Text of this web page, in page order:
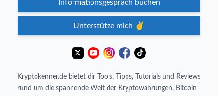
Informationsgespräch buchen
Unterstütze mich ✌️
Kryptokenner.de bietet dir Tools, Tipps, Tutorials und Reviews
rund um die spannende Welt der Kryptowährungen, Bitcoin